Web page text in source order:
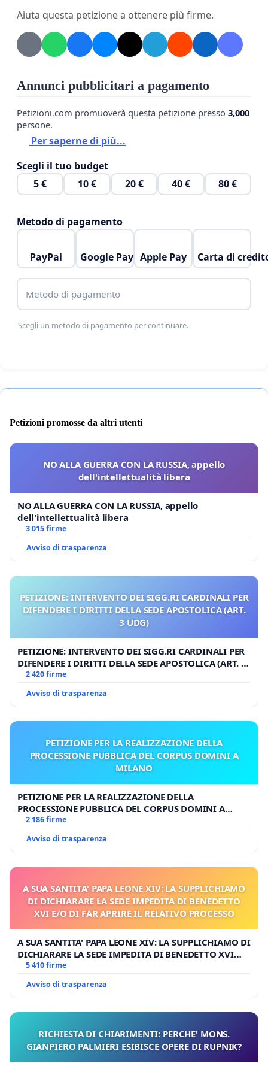
Aiuta questa petizione a ottenere più firme.
Annunci pubblicitari a pagamento
Petizioni.com promuoverà questa petizione presso 3,000
persone.
Per saperne di più...
Scegli il tuo budget
5 €
10 € 20 € 40 € 80 €
Metodo di pagamento
PayPal Google Pay Apple Pay Carta di
Metodo di pagamento
Scegli un metodo di pagamento per continuare.
Petizioni promosse da altri utenti
NO ALLA GUERRA CON LA RUSSIA, appello
dell'intellettualità libera
NO ALLA GUERRA CON LA RUSSIA, appello
dell'intellettualità libera
3 015 firme
Avviso di trasparenza
PETIZIONE: INTERVENTO DEI SIGG.RI CARDINALI PER
DIFENDERE I DIRITTI DELLA SEDE APOSTOLICA (ART.
3 UDG)
PETIZIONE: INTERVENTO DEI SIGG.RI CARDINALI PER
DIFENDERE I DIRITTI DELLA SEDE APOSTOLICA (ART. 3
UDG)
2 420 firme
Avviso di trasparenza
PETIZIONE PER LA REALIZZAZIONE DELLA
PROCESSIONE PUBBLICA DEL CORPUS DOMINI A
MILANO
PETIZIONE PER LA REALIZZAZIONE DELLA
PROCESSIONE PUBBLICA DEL CORPUS DOMINI A
MILANO
2 186 firme
Avviso di trasparenza
A SUA SANTITA' PAPA LEONE XIV: LA SUPPLICHIAMO
DI DICHIARARE LA SEDE IMPEDITA DI BENEDETTO
XVI E/O DI FAR APRIRE IL RELATIVO PROCESSO
A SUA SANTITA' PAPA LEONE XIV: LA SUPPLICHIAMO DI
DICHIARARE LA SEDE IMPEDITA DI BENEDETTO XVI
E/O DI FAR APRIRE IL RELATIVO PROCESSO
5 410 firme
Avviso di trasparenza
RICHIESTA DI CHIARIMENTI: PERCHE' MONS.
GIANPIERO PALMIERI ESIBISCE OPERE DI RUPNIK?